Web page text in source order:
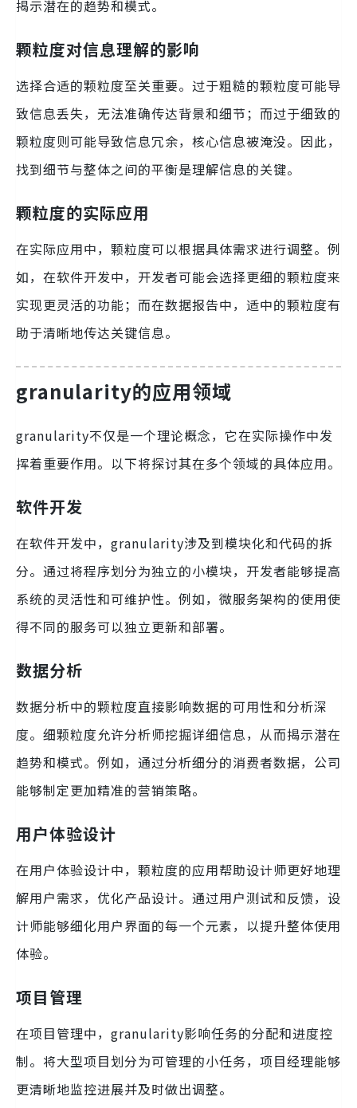
揭示潜在的趋势和模式。
颗粒度对信息理解的影响
选择合适的颗粒度至关重要。过于粗糙的颗粒度可能导
致信息丢失，无法准确传达背景和细节；而过于细致的
颗粒度则可能导致信息冗余，核心信息被淹没。因此，
找到细节与整体之间的平衡是理解信息的关键。
颗粒度的实际应用
在实际应用中，颗粒度可以根据具体需求进行调整。例
如，在软件开发中，开发者可能会选择更细的颗粒度来
实现更灵活的功能；而在数据报告中，适中的颗粒度有
助于清晰地传达关键信息。
granularity的应用领域
granularity不仅是一个理论概念，它在实际操作中发
挥着重要作用。以下将探讨其在多个领域的具体应用。
软件开发
在软件开发中，granularity涉及到模块化和代码的拆
分。通过将程序划分为独立的小模块，开发者能够提高
系统的灵活性和可维护性。例如，微服务架构的使用使
得不同的服务可以独立更新和部署。
数据分析
数据分析中的颗粒度直接影响数据的可用性和分析深
度。细颗粒度允许分析师挖掘详细信息，从而揭示潜在
趋势和模式。例如，通过分析细分的消费者数据，公司
能够制定更加精准的营销策略。
用户体验设计
在用户体验设计中，颗粒度的应用帮助设计师更好地理
解用户需求，优化产品设计。通过用户测试和反馈，设
计师能够细化用户界面的每一个元素，以提升整体使用
体验。
项目管理
在项目管理中，granularity影响任务的分配和进度控
制。将大型项目划分为可管理的小任务，项目经理能够
更清晰地监控进展并及时做出调整。